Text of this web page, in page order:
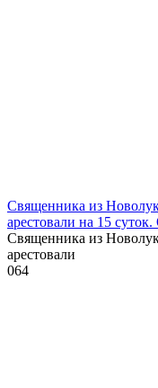
Священника из
арестовали на 15
Священника из
арестовали
064